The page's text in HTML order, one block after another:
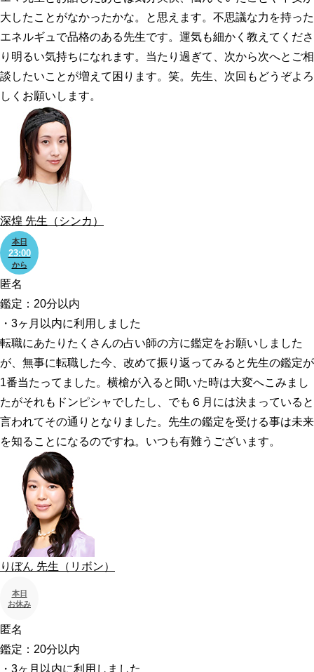
大したことがなかったかな。と思えます。不思議な力を持った
エネルギュで品格のある先生です。運気も細かく教えてくださ
り明るい気持ちになれます。当たり過ぎて、次から次へとご相
談したいことが増えて困ります。笑。先生、次回もどうぞよろ
しくお願いします。
深煌 先生 （シンカ）
本日
23:00
から
匿名
鑑定：20分以内
・3ヶ月以内に利用しました
転職にあたりたくさんの占い師の方に鑑定をお願いしました
が、無事に転職した今、改めて振り返ってみると先生の鑑定が
1番当たってました。横槍が入ると聞いた時は大変へこみまし
たがそれもドンピシャでしたし、でも６月には決まっていると
言われてその通りとなりました。先生の鑑定を受ける事は未来
を知ることになるのですね。いつも有難うございます。
りぼん 先生 （リボン）
本日
お休み
匿名
鑑定：20分以内
・3ヶ月以内に利用しました